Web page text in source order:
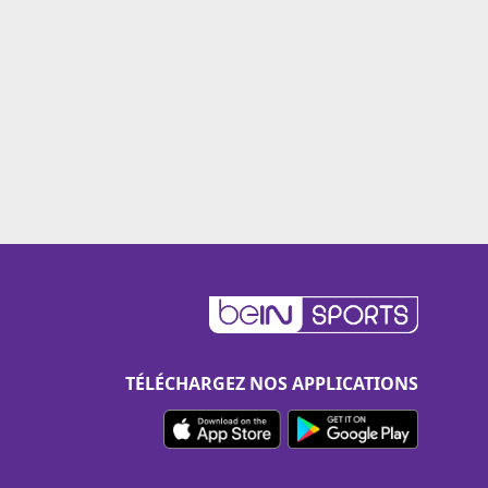
TÉLÉCHARGEZ NOS APPLICATIONS